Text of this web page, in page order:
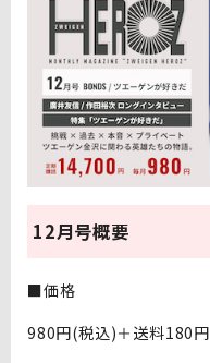
12月号概要
■価格
980円(税込)＋送料180円